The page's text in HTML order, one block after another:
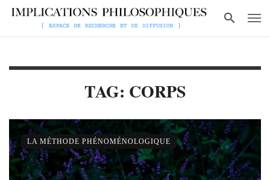
TAG: CORPS
LA MÉTHODE PHÉNOMÉNOLOGIQUE